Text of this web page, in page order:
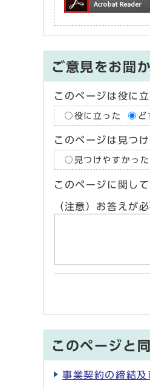
ご意見をお聞
このページは役に
役に立った ど
このページは見つ
見つけやすかった
このページに関し
（注意）お答えが
このページと
事業契約の締結